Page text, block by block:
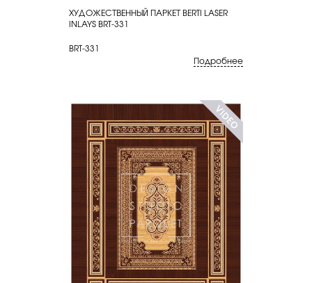
КУПИТЬ
ХУДОЖЕСТВЕННЫЙ ПАРКЕТ BERTI LASER
INLAYS BRT-331
BRT-331
Подробнее